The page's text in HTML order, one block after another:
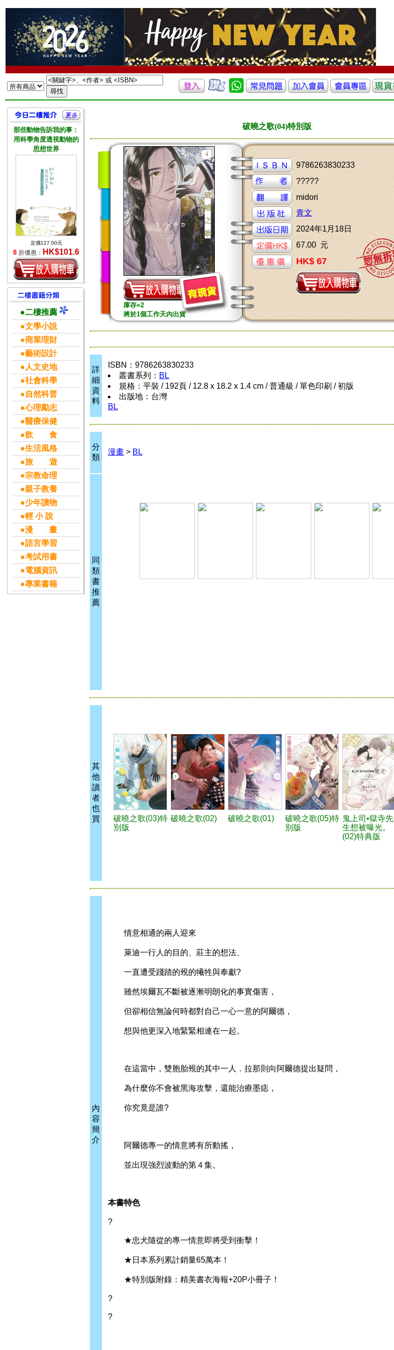
那些動物告訴我的事：
用科學角度透視動物的
思想世界
定價127.00元
8 折優惠： HK$101.6
●二樓推薦
●文學小說
●商業理財
●藝術設計
●人文史地
●社會科學
●自然科普
●心理勵志
●醫療保健
●飲 食
●生活風格
●旅 遊
●宗教命理
●親子教養
●少年讀物
●輕 小 說
●漫 畫
●語言學習
●考試用書
●電腦資訊
●專業書籍
破曉之歌(04)特別版
庫存=2
將於1個工作天內出貨
9786263830233
?????
midori
青文
2024年1月18日
67.00 元
HK$ 67
詳
細
資
料
ISBN：9786263830233
叢書系列： BL
規格：平裝 / 192頁 / 12.8 x 18.2 x 1.4 cm / 普通級 / 單色印刷 / 初版
出版地：台灣
BL
分
類
漫畫 > BL
同
類
書
推
薦
其
他
讀
者
也
買
破曉之歌(03)特
別版
破曉之歌(02) 破曉之歌(01)
破曉之歌(05)特
別版
鬼上司•獄寺先
生想被曝光。
(02)特典版
內
容
簡
介
情意相通的兩人迎來
萊迪一行人的目的、莊主的想法、
一直遭受踐踏的覡的犧牲與奉獻?
雖然埃爾瓦不斷被逐漸明朗化的事實傷害，
但卻相信無論何時都對自己一心一意的阿爾德，
想與他更深入地緊緊相連在一起。
在這當中，雙胞胎覡的其中一人．拉那則向阿爾德提出疑問，
為什麼你不會被黑海攻擊，還能治療墨痣，
你究竟是誰?
阿爾德專一的情意將有所動搖，
並出現強烈波動的第４集。
本書特色
?
★忠犬隨從的專一情意即將受到衝擊！
★日本系列累計銷量65萬本！
★特別版附錄：精美書衣海報+20P小冊子！
?
?